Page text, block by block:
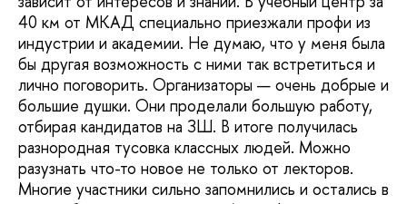
40 км от МКАД специально приезжали профи из
индустрии и академии. Не думаю, что у меня была
бы другая возможность с ними так встретиться и
лично поговорить. Организаторы — очень добрые и
большие душки. Они проделали большую работу,
отбирая кандидатов на ЗШ. В итоге получилась
разнородная тусовка классных людей. Можно
разузнать что-то новое не только от лекторов.
Многие участники сильно запомнились и остались в